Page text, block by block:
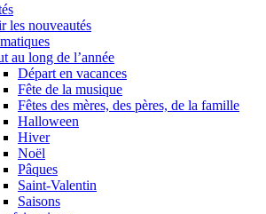
les nouveautés
au long de l’année
Départ en vacances
Fête de la musique
Fêtes des mères, des pères, de la famille
Halloween
Hiver
Noël
Pâques
Saint-Valentin
Saisons